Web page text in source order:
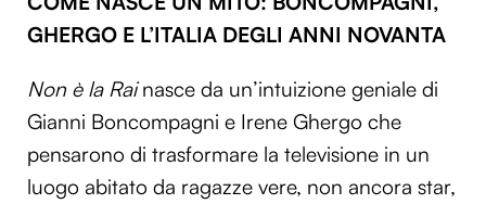
GHERGO E L’ITALIA DEGLI ANNI NOVANTA
Non è la Rainasce da un’intuizione geniale di
Gianni Boncompagni e Irene Ghergo che
pensarono di trasformare la televisione in un
luogo abitato da ragazze vere, non ancora star,